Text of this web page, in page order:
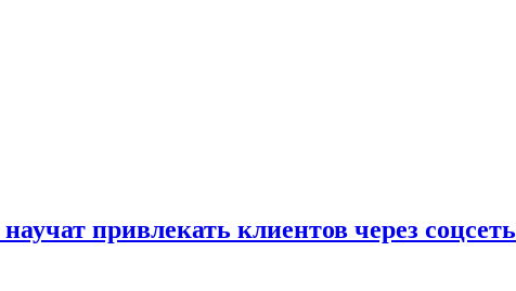
привлекать клиентов через соцсеть